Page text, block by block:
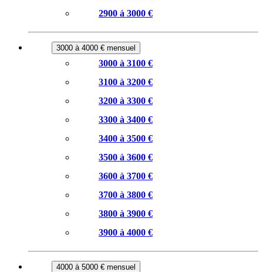
2900 à 3000 €
3000 à 4000 € mensuel
3000 à 3100 €
3100 à 3200 €
3200 à 3300 €
3300 à 3400 €
3400 à 3500 €
3500 à 3600 €
3600 à 3700 €
3700 à 3800 €
3800 à 3900 €
3900 à 4000 €
4000 à 5000 € mensuel